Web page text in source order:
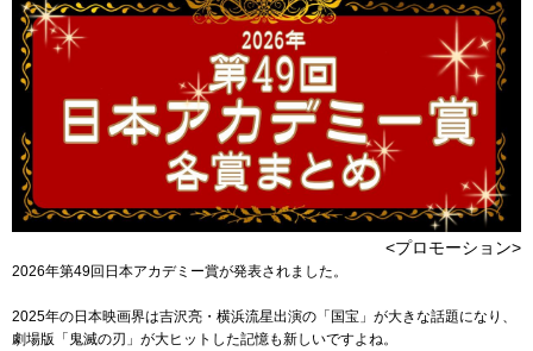
<プロモーション>
2026年第49回日本アカデミー賞が発表されました。
2025年の日本映画界は吉沢亮・横浜流星出演の「国宝」が大きな話題になり、
劇場版「鬼滅の刃」が大ヒットした記憶も新しいですよね。